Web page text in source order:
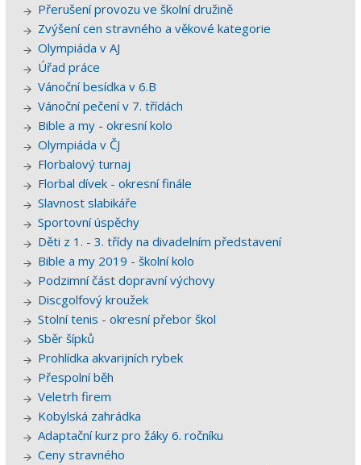
Přerušení provozu ve školní družině
Zvýšení cen stravného a věkové kategorie
Olympiáda v AJ
Úřad práce
Vánoční besídka v 6.B
Vánoční pečení v 7. třídách
Bible a my - okresní kolo
Olympiáda v ČJ
Florbalový turnaj
Florbal dívek - okresní finále
Slavnost slabikáře
Sportovní úspěchy
Děti z 1. - 3. třídy na divadelním představení
Bible a my 2019 - školní kolo
Podzimní část dopravní výchovy
Discgolfový kroužek
Stolní tenis - okresní přebor škol
Sběr šípků
Prohlídka akvarijních rybek
Přespolní běh
Veletrh firem
Kobylská zahrádka
Adaptační kurz pro žáky 6. ročníku
Ceny stravného